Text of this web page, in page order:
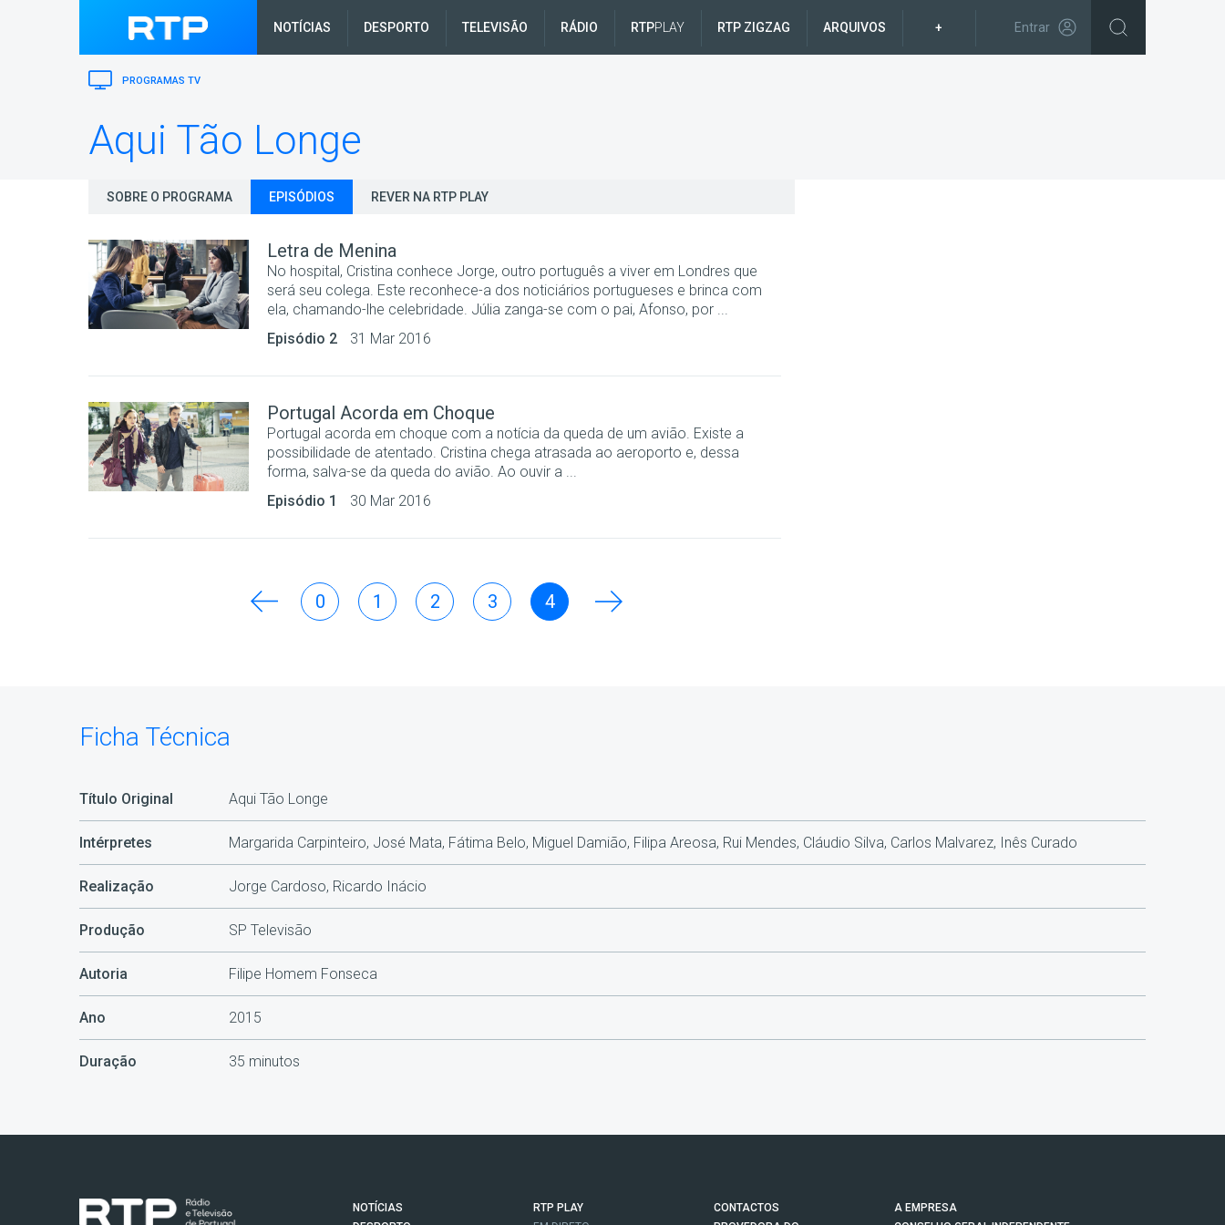
NOTÍCIAS DESPORTO TELEVISÃO RÁDIO RTPPLAY RTP ZIGZAG ARQUIVOS + Entrar
PROGRAMAS TV
Aqui Tão Longe
SOBRE O PROGRAMA EPISÓDIOS REVER NA RTP PLAY
Letra de Menina
No hospital, Cristina conhece Jorge, outro português a viver em Londres que
será seu colega. Este reconhece-a dos noticiários portugueses e brinca com
ela, chamando-lhe celebridade. Júlia zanga-se com o pai, Afonso, por ...
Episódio 2
31 Mar 2016
Portugal Acorda em Choque
Portugal acorda em choque com a notícia da queda de um avião. Existe a
possibilidade de atentado. Cristina chega atrasada ao aeroporto e, dessa
forma, salva-se da queda do avião. Ao ouvir a ...
Episódio 1
30 Mar 2016
0 1 2 3 4
Ficha Técnica
Título Original Aqui Tão Longe
Intérpretes Margarida Carpinteiro, José Mata, Fátima Belo, Miguel Damião, Filipa Areosa, Rui Mendes, Cláudio Silva, Carlos Malvarez, Inês Curado
Realização Jorge Cardoso, Ricardo Inácio
Produção SP Televisão
Autoria Filipe Homem Fonseca
Ano 2015
Duração 35 minutos
NOTÍCIAS
RTP PLAY
CONTACTOS
A EMPRESA